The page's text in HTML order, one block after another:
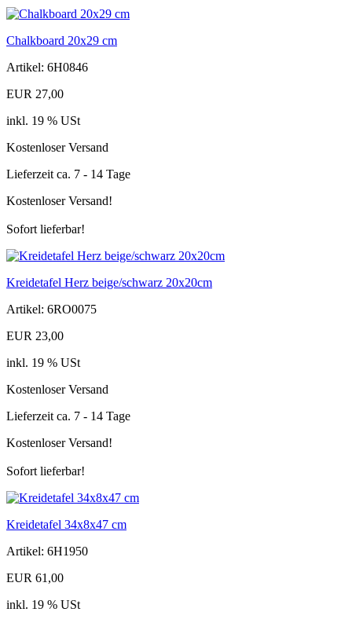
Chalkboard 20x29 cm
Artikel: 6H0846
EUR 27,00
inkl. 19 % USt
Kostenloser Versand
Lieferzeit ca. 7 - 14 Tage
Kostenloser Versand!
Sofort lieferbar!
Kreidetafel Herz beige/schwarz 20x20cm
Artikel: 6RO0075
EUR 23,00
inkl. 19 % USt
Kostenloser Versand
Lieferzeit ca. 7 - 14 Tage
Kostenloser Versand!
Sofort lieferbar!
Kreidetafel 34x8x47 cm
Artikel: 6H1950
EUR 61,00
inkl. 19 % USt